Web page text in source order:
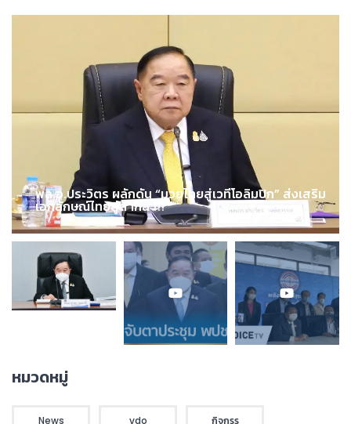
พล.อ.ประวิตร ผลักดัน “มวยไทยสู่เวทีโอลิมปิก” ส่งเสริม
เอกลักษณ์ไทยสู่สากล !!!
หมวดหมู่
News vdo กิจกรร